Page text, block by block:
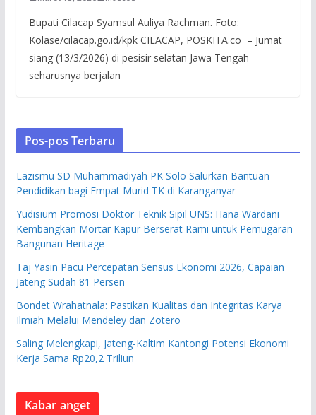
Bupati Cilacap Syamsul Auliya Rachman. Foto:
Kolase/cilacap.go.id/kpk CILACAP, POSKITA.co – Jumat
siang (13/3/2026) di pesisir selatan Jawa Tengah
seharusnya berjalan
Pos-pos Terbaru
Lazismu SD Muhammadiyah PK Solo Salurkan Bantuan
Pendidikan bagi Empat Murid TK di Karanganyar
Yudisium Promosi Doktor Teknik Sipil UNS: Hana Wardani
Kembangkan Mortar Kapur Berserat Rami untuk Pemugaran
Bangunan Heritage
Taj Yasin Pacu Percepatan Sensus Ekonomi 2026, Capaian
Jateng Sudah 81 Persen
Bondet Wrahatnala: Pastikan Kualitas dan Integritas Karya
Ilmiah Melalui Mendeley dan Zotero
Saling Melengkapi, Jateng-Kaltim Kantongi Potensi Ekonomi
Kerja Sama Rp20,2 Triliun
Kabar anget